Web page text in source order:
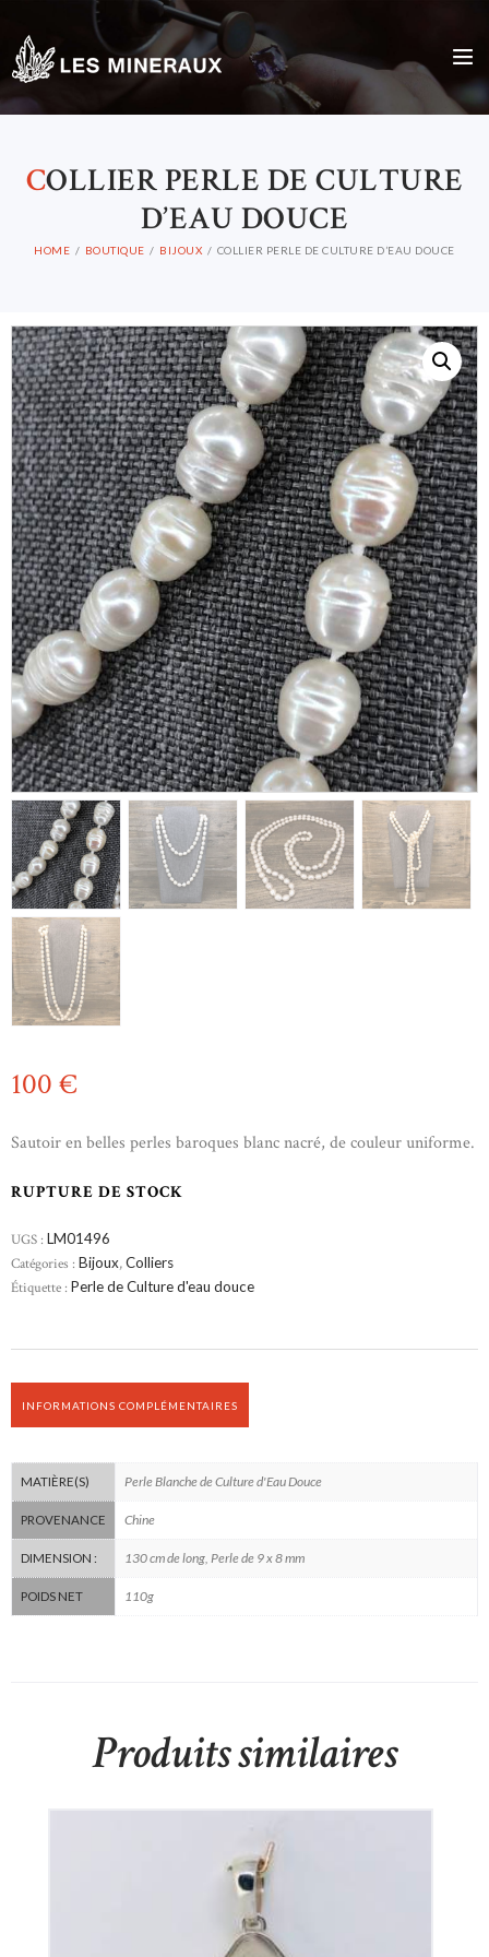
COLLIER PERLE DE CULTURE
D’EAU DOUCE
HOME BOUTIQUE BIJOUX COLLIER PERLE DE CULTURE D’EAU DOUCE
100 €
Sautoir en belles perles baroques blanc nacré, de couleur uniforme.
RUPTURE DE STOCK
UGS : LM01496
Catégories : Bijoux,Colliers
Étiquette : Perle de Culture d'eau douce
INFORMATIONS COMPLÉMENTAIRES
MATIÈRE(S) Perle Blanche de Culture d'Eau Douce
PROVENANCE Chine
DIMENSION : 130 cm de long, Perle de 9 x 8 mm
POIDS NET 110g
Produits similaires